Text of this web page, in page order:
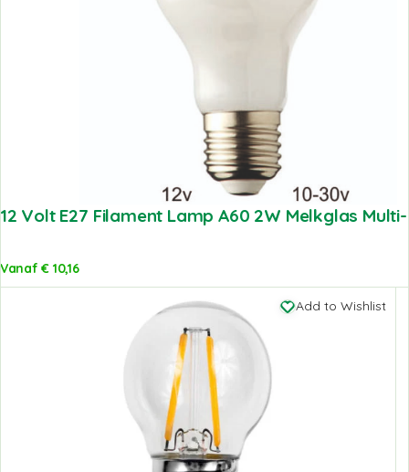
12 Volt E27 Filament Lamp A60 2W Melkglas
Vanaf€ 10,16
Add to Wishlist